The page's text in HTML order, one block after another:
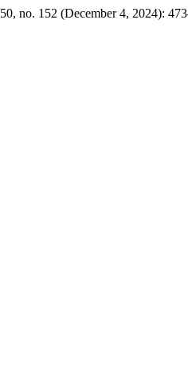
50, no. 152 (December 4, 2024):